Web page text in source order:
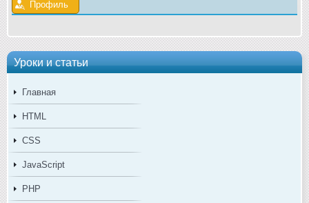
Уроки и статьи
Главная
HTML
CSS
JavaScript
PHP
Профиль